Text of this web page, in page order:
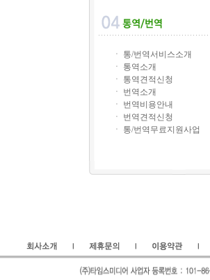
ㆍ 통/번역서비스소개
ㆍ 통역소개
ㆍ 통역견적신청
ㆍ 번역소개
ㆍ 번역비용안내
ㆍ 번역견적신청
ㆍ 통/번역무료지원사업